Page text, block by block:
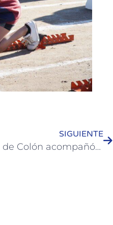
SIGUIENTE
La Municipalidad de Colón acompañó la renovación de autoridades del Rotary Club